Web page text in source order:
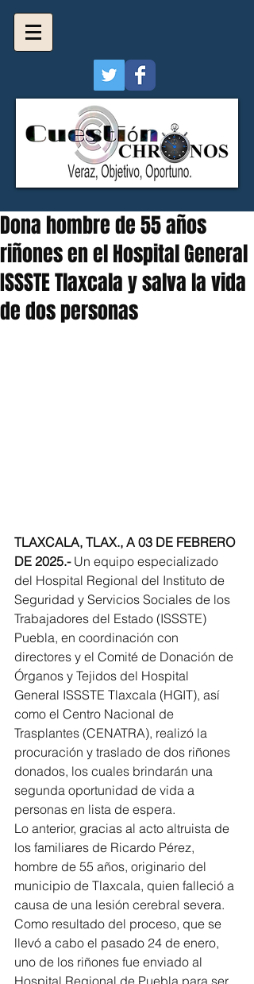
Dona hombre de 55 años
riñones en el Hospital General
ISSSTE Tlaxcala y salva la vida
de dos personas
TLAXCALA, TLAX., A 03 DE FEBRERO
DE 2025.- Un equipo especializado
del Hospital Regional del Instituto de
Seguridad y Servicios Sociales de los
Trabajadores del Estado (ISSSTE)
Puebla, en coordinación con
directores y el Comité de Donación de
Órganos y Tejidos del Hospital
General ISSSTE Tlaxcala (HGIT), así
como el Centro Nacional de
Trasplantes (CENATRA), realizó la
procuración y traslado de dos riñones
donados, los cuales brindarán una
segunda oportunidad de vida a
personas en lista de espera.
Lo anterior, gracias al acto altruista de
los familiares de Ricardo Pérez,
hombre de 55 años, originario del
municipio de Tlaxcala, quien falleció a
causa de una lesión cerebral severa.
Como resultado del proceso, que se
llevó a cabo el pasado 24 de enero,
uno de los riñones fue enviado al
Hospital Regional de Puebla para ser